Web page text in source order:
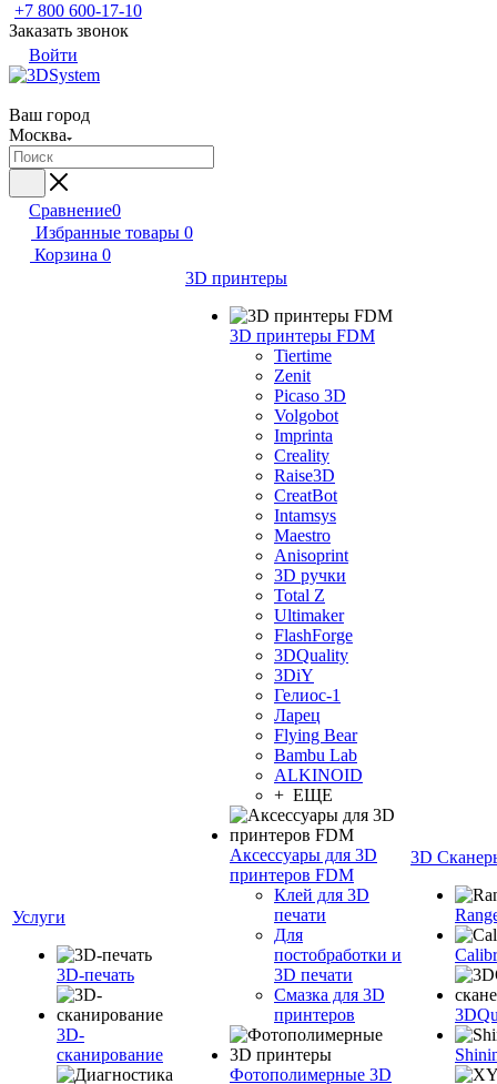
+7 800 600-17-10
Заказать звонок
Войти
Ваш город
Москва
Сравнение0
Избранные товары 0
Корзина 0
Услуги
3D-печать
3D-
сканирование
3D принтеры
3D принтеры FDM
Tiertime
Zenit
Picaso 3D
Volgobot
Imprinta
Creality
Raise3D
CreatBot
Intamsys
Maestro
Anisoprint
3D ручки
Total Z
Ultimaker
FlashForge
3DQuality
3DiY
Гелиос-1
Ларец
Flying Bear
Bambu Lab
ALKINOID
+ ЕЩЕ
Аксессуары для 3D
принтеров FDM
Клей для 3D
печати
Для
постобработки и
3D печати
Смазка для 3D
принтеров
Фотополимерные 3D
3D